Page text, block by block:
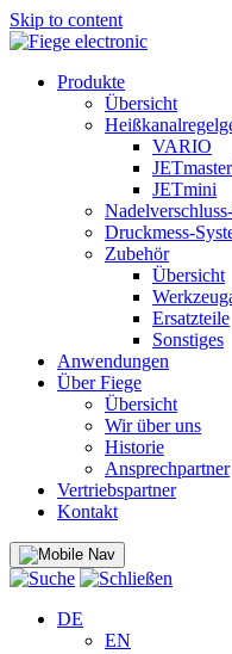
Skip to content
Produkte
Übersicht
VARIO
JETmini
Druckmess-
Zubehör
Übersicht
Ersatzteile
Sonstiges
Anwendungen
Über Fiege
Übersicht
Wir über uns
Historie
Ansprechpartner
Vertriebspartner
Kontakt
DE
EN